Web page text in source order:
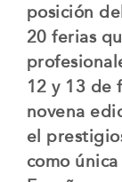
posición
20 ferias
12 y 13 de
novena
el
como